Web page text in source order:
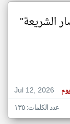
الشريعة"
Jul 12, 2026
عدد الكلمات: ١٣٥